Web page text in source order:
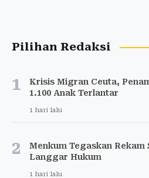
Pilihan Redaksi
1
Krisis Migran Ceuta,
1.100 Anak Terlantar
1 hari lalu
2
Menkum Tegaskan Rekam
Langgar Hukum
1 hari lalu